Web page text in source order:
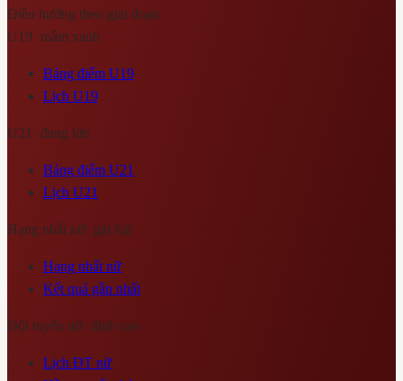
Điều hướng theo giai đoạn
U19· mầm xanh
Bảng điểm U19
Lịch U19
U21 · đang lớn
Bảng điểm U21
Lịch U21
Hạng nhất nữ· gặt hái
Hạng nhất nữ
Kết quả gần nhất
Đội tuyển nữ· đỉnh cao
Lịch ĐT nữ